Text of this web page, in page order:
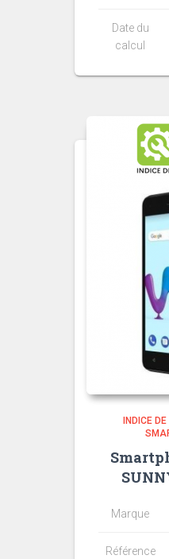
Date du
calcul
INDICE
Marque
Référence